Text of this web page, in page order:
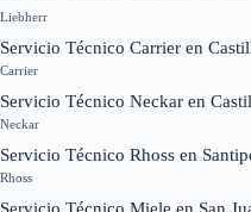
Liebherr
Servicio Técnico Carrier en
Carrier
Servicio Técnico Neckar en
Neckar
Servicio Técnico Rhoss en
Rhoss